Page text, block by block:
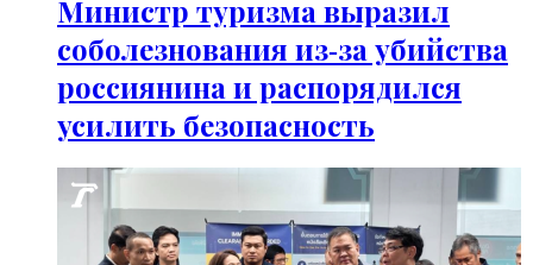
Министр туризма выразил
соболезнования из‑за убийства
россиянина и распорядился
усилить безопасность